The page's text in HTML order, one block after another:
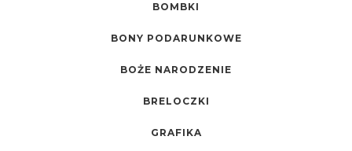
BOMBKI
BONY PODARUNKOWE
BOŻE NARODZENIE
BRELOCZKI
GRAFIKA